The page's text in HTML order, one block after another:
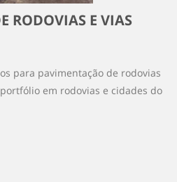
RODOVIAS E VIAS
para pavimentação de rodovias
em rodovias e cidades do